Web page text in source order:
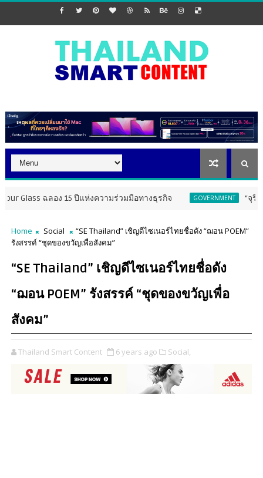
ลอง 15 ปีแห่งความร่วมมือทางธุรกิจ GOVERNMENT “จุรินทร์”มอบรา
Home Social
“SE Thailand” เชิญดีไซเนอร์ไทยชื่อดัง “ฌอน POEM”
รังสรรค์ “ชุดของขวัญเพื่อสังคม”
“SE Thailand” เชิญดีไซเนอร์ไทยชื่อดัง
“ฌอน POEM” รังสรรค์ “ชุดของขวัญเพื่อ
สังคม”
Thailand Smart Content 6 years ago Social,